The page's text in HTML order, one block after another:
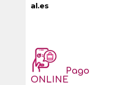
al.es
Pago
ONLINE